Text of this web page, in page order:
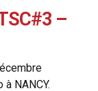
–
NANCY.